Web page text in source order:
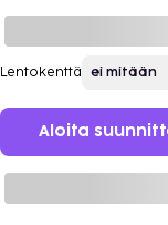
Lentokenttä
Aloita